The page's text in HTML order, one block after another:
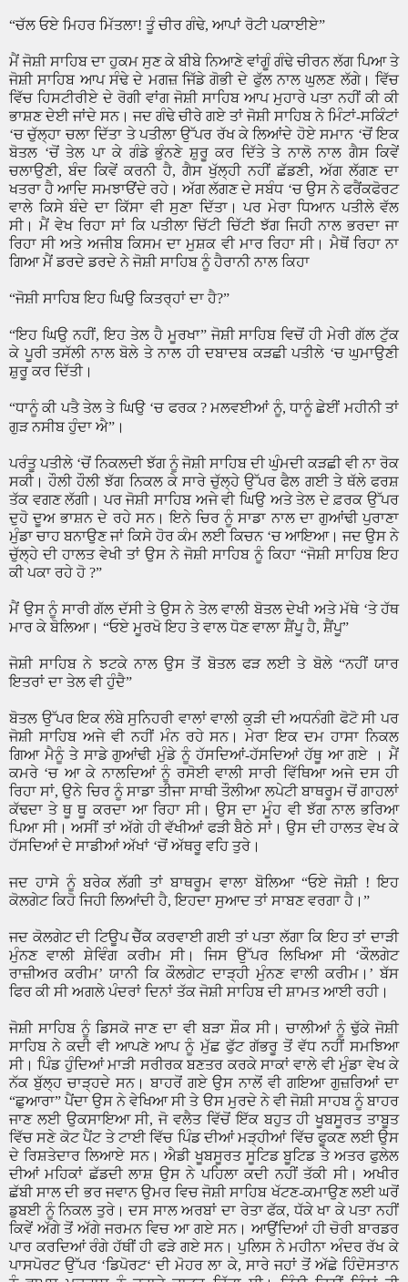
“ਚੱਲ ਓਏ ਮਿਹਰ ਮਿੱਤਲਾ! ਤੂੰ ਚੀਰ ਗੰਢੇ, ਆਪਾਂ ਰੋਟੀ ਪਕਾਈਏ”
ਮੈਂ ਜੋਸ਼ੀ ਸਾਹਿਬ ਦਾ ਹੁਕਮ ਸੁਣ ਕੇ ਬੀਬੇ ਨਿਆਣੇ ਵਾਂਗੂੰ ਗੰਢੇ ਚੀਰਨ ਲੱਗ ਪਿਆ ਤੇ
ਜੋਸ਼ੀ ਸਾਹਿਬ ਆਪ ਸੰਢੇ ਦੇ ਮਗਜ਼ ਜਿੱਡੇ ਗੋਭੀ ਦੇ ਫੁੱਲ ਨਾਲ ਘੁਲਣ ਲੱਗੇ। ਵਿੱਚ
ਵਿੱਚ ਹਿਸਟੀਰੀਏ ਦੇ ਰੋਗੀ ਵਾਂਗ ਜੋਸ਼ੀ ਸਾਹਿਬ ਆਪ ਮੁਹਾਰੇ ਪਤਾ ਨਹੀਂ ਕੀ ਕੀ
ਭਾਸ਼ਣ ਦੇਈ ਜਾਂਦੇ ਸਨ। ਜਦ ਗੰਢੇ ਚੀਰੇ ਗਏ ਤਾਂ ਜੋਸ਼ੀ ਸਾਹਿਬ ਨੇ ਮਿੰਟਾਂ-ਸਕਿੰਟਾਂ
‘ਚ ਚੁੱਲ੍ਹਾ ਚਲਾ ਦਿੱਤਾ ਤੇ ਪਤੀਲਾ ਉੱਪਰ ਰੱਖ ਕੇ ਲਿਆਂਦੇ ਹੋਏ ਸਮਾਨ ‘ਚੋਂ ਇਕ
ਬੋਤਲ ‘ਚੋਂ ਤੇਲ ਪਾ ਕੇ ਗੰਡੇ ਭੁੰਨਣੇ ਸ਼ੁਰੂ ਕਰ ਦਿੱਤੇ ਤੇ ਨਾਲੋ ਨਾਲ ਗੈਸ ਕਿਵੇਂ
ਚਲਾਉਣੀ,ਬੰਦ ਕਿਵੇਂ ਕਰਨੀ ਹੈ, ਗੈਸ ਖੁੱਲ੍ਹੀ ਨਹੀਂ ਛੱਡਣੀ, ਅੱਗ ਲੱਗਣ ਦਾ
ਖਤਰਾ ਹੈ ਆਦਿ ਸਮਝਾੳਂਦੇ ਰਹੇ। ਅੱਗ ਲੱਗਣ ਦੇ ਸਬੰਧ ‘ਚ ਉਸ ਨੇ ਫਰੈਂਕਫੋਰਟ
ਵਾਲੇ ਕਿਸੇ ਬੰਦੇ ਦਾ ਕਿੱਸਾ ਵੀ ਸੁਣਾ ਦਿੱਤਾ। ਪਰ ਮੇਰਾ ਧਿਆਨ ਪਤੀਲੇ ਵੱਲ
ਸੀ। ਮੈਂ ਵੇਖ ਰਿਹਾ ਸਾਂ ਕਿ ਪਤੀਲਾ ਚਿੱਟੀ ਚਿੱਟੀ ਝੱਗ ਜਿਹੀ ਨਾਲ ਭਰਦਾ ਜਾ
ਰਿਹਾ ਸੀ ਅਤੇ ਅਜੀਬ ਕਿਸਮ ਦਾ ਮੁਸ਼ਕ ਵੀ ਮਾਰ ਰਿਹਾ ਸੀ। ਮੈਥੋਂ ਰਿਹਾ ਨਾ
ਗਿਆ ਮੈਂ ਡਰਦੇ ਡਰਦੇ ਨੇ ਜੋਸ਼ੀ ਸਾਹਿਬ ਨੂੰ ਹੈਰਾਨੀ ਨਾਲ ਕਿਹਾ
“ਜੋਸ਼ੀ ਸਾਹਿਬ ਇਹ ਘਿਉ ਕਿਤਰ੍ਹਾਂ ਦਾ ਹੈ?”
“ਇਹ ਘਿਉ ਨਹੀਂ,ਇਹ ਤੇਲ ਹੈ ਮੂਰਖਾ”ਜੋਸ਼ੀ ਸਾਹਿਬ ਵਿਚੋਂ ਹੀ ਮੇਰੀ ਗੱਲ ਟੁੱਕ
ਕੇ ਪੂਰੀ ਤਸੱਲੀ ਨਾਲ ਬੋਲੇ ਤੇ ਨਾਲ ਹੀ ਦਬਾਦਬ ਕੜਛੀ ਪਤੀਲੇ ‘ਚ ਘੁਮਾਉਣੀ
ਸ਼ੁਰੂ ਕਰ ਦਿੱਤੀ।
“ਧਾਨੂੰ ਕੀ ਪਤੈ ਤੇਲ ਤੇ ਘਿਉ ‘ਚ ਫਰਕ?ਮਲਵਈਆਂ ਨੂੰ,ਧਾਨੂੰ ਛੇਈਂ ਮਹੀਨੀ ਤਾਂ
ਗੁੜ ਨਸੀਬ ਹੁੰਦਾ ਐ” ।
ਪਰੰਤੂ ਪਤੀਲੇ ‘ਚੋਂ ਨਿਕਲਦੀ ਝੱਗ ਨੂੰ ਜੋਸ਼ੀ ਸਾਹਿਬ ਦੀ ਘੁੰਮਦੀ ਕੜਛੀ ਵੀ ਨਾ ਰੋਕ
ਸਕੀ। ਹੌਲੀ ਹੌਲੀ ਝੱਗ ਨਿਕਲ ਕੇ ਸਾਰੇ ਚੁੱਲ੍ਹੇ ਉੱਪਰ ਫੈਲ ਗਈ ਤੇ ਥੱਲੇ ਫਰਸ਼
ਤੱਕ ਵਗਣ ਲੱਗੀ। ਪਰ ਜੋਸ਼ੀ ਸਾਹਿਬ ਅਜੇ ਵੀ ਘਿਉ ਅਤੇ ਤੇਲ ਦੇ ਫ਼ਰਕ ਉੱਪਰ
ਦੁਹੋ ਦੂਅ ਭਾਸ਼ਨ ਦੇ ਰਹੇ ਸਨ। ਇਨੇ ਚਿਰ ਨੂੰ ਸਾਡਾ ਨਾਲ ਦਾ ਗੁਆਂਢੀ ਪੁਰਾਣਾ
ਮੁੰਡਾ ਚਾਹ ਬਨਾਉਣ ਜਾਂ ਕਿਸੇ ਹੋਰ ਕੰਮ ਲਈ ਕਿਚਨ ‘ਚ ਆਇਆ। ਜਦ ਉਸ ਨੇ
ਚੁੱਲ੍ਹੇ ਦੀ ਹਾਲਤ ਵੇਖੀ ਤਾਂ ਉਸ ਨੇ ਜੋਸ਼ੀ ਸਾਹਿਬ ਨੂੰ ਕਿਹਾ “ਜੋਸ਼ੀ ਸਾਹਿਬ ਇਹ
ਕੀ ਪਕਾ ਰਹੇ ਹੋ ?”
ਮੈਂ ਉਸ ਨੂੰ ਸਾਰੀ ਗੱਲ ਦੱਸੀ ਤੇ ਉਸ ਨੇ ਤੇਲ ਵਾਲੀ ਬੋਤਲ ਦੇਖੀ ਅਤੇ ਮੱਥੇ ‘ਤੇ ਹੱਥ
ਮਾਰ ਕੇ ਬੋਲਿਆ। “ਓਏ ਮੂਰਖੋ ਇਹ ਤੇ ਵਾਲ ਧੋਣ ਵਾਲਾ ਸ਼ੈਂਪੂ ਹੈ, ਸ਼ੈਂਪੂ”
ਜੋਸ਼ੀ ਸਾਹਿਬ ਨੇ ਝਟਕੇ ਨਾਲ ਉਸ ਤੋਂ ਬੋਤਲ ਫੜ ਲਈ ਤੇ ਬੋਲੇ “ਨਹੀਂ ਯਾਰ
ਇਤਰਾਂ ਦਾ ਤੇਲ ਵੀ ਹੁੰਦੈ”
ਬੋਤਲ ਉੱਪਰ ਇਕ ਲੰਬੇ ਸੁਨਿਹਰੀ ਵਾਲਾਂ ਵਾਲੀ ਕੁੜੀ ਦੀ ਅਧਨੰਗੀ ਫੋਟੋ ਸੀ ਪਰ
ਜੋਸ਼ੀ ਸਾਹਿਬ ਅਜੇ ਵੀ ਨਹੀਂ ਮੰਨ ਰਹੇ ਸਨ। ਮੇਰਾ ਇਕ ਦਮ ਹਾਸਾ ਨਿਕਲ
ਗਿਆ ਮੈਨੂੰ ਤੇ ਸਾਡੇ ਗੁਆਂਢੀ ਮੁੰਡੇ ਨੂੰ ਹੱਸਦਿਆਂ-ਹੱਸਦਿਆਂ ਹੱਥੂ ਆ ਗਏ । ਮੈਂ
ਕਮਰੇ ‘ਚ ਆ ਕੇ ਨਾਲਦਿਆਂ ਨੂੰ ਰਸੋਈ ਵਾਲੀ ਸਾਰੀ ਵਿੱਥਿਆ ਅਜੇ ਦਸ ਹੀ
ਰਿਹਾ ਸਾਂ,ਉਨੇ ਚਿਰ ਨੂੰ ਸਾਡਾ ਤੀਜਾ ਸਾਥੀ ਤੌਲੀਆ ਲਪੇਟੀ ਬਾਥਰੂਮ ਚੋਂ ਗਾਹਲਾਂ
ਕੱਢਦਾ ਤੇ ਥੂ ਥੂ ਕਰਦਾ ਆ ਰਿਹਾ ਸੀ। ਉਸ ਦਾ ਮੂੰਹ ਵੀ ਝੱਗ ਨਾਲ ਭਰਿਆ
ਪਿਆ ਸੀ। ਅਸੀਂ ਤਾਂ ਅੱਗੇ ਹੀ ਵੱਖੀਆਂ ਫੜੀ ਬੈਠੇ ਸਾਂ। ਉਸ ਦੀ ਹਾਲਤ ਵੇਖ ਕੇ
ਹੱਸਦਿਆਂ ਦੇ ਸਾਡੀਆਂ ਅੱਖਾਂ ‘ਚੋਂ ਅੱਥਰੂ ਵਹਿ ਤੁਰੇ।
ਜਦ ਹਾਸੇ ਨੂੰ ਬਰੇਕ ਲੱਗੀ ਤਾਂ ਬਾਥਰੂਮ ਵਾਲਾ ਬੋਲਿਆ “ਓਏ ਜੋਸ਼ੀ ! ਇਹ
ਕੋਲਗੇਟ ਕਿਹੋ ਜਿਹੀ ਲਿਆਂਦੀ ਹੈ,ਇਹਦਾ ਸੁਆਦ ਤਾਂ ਸਾਬਣ ਵਰਗਾ ਹੈ। ”
ਜਦ ਕੋਲਗੇਟ ਦੀ ਟਿਊਪ ਚੈੱਕ ਕਰਵਾਈ ਗਈ ਤਾਂ ਪਤਾ ਲੱਗਾ ਕਿ ਇਹ ਤਾਂ ਦਾੜੀ
ਮੁੰਨਣ ਵਾਲੀ ਸ਼ੇਵਿੰਗ ਕਰੀਮ ਸੀ। ਜਿਸ ਉੱਪਰ ਲਿਖਿਆ ਸੀ ‘ਕੌਲਗੇਟ
ਰਾਜ਼ੀਅਰ ਕਰੀਮ’ਯਾਨੀ ਕਿ ਕੌਲਗੇਟ ਦਾੜ੍ਹੀ ਮੁੰਨਣ ਵਾਲੀ ਕਰੀਮ। ’ਬੱਸ
ਫਿਰ ਕੀ ਸੀ ਅਗਲੇ ਪੰਦਰਾਂ ਦਿਨਾਂ ਤੱਕ ਜੋਸ਼ੀ ਸਾਹਿਬ ਦੀ ਸ਼ਾਮਤ ਆਈ ਰਹੀ।
ਜੋਸ਼ੀ ਸਾਹਿਬ ਨੂੰ ਡਿਸਕੋ ਜਾਣ ਦਾ ਵੀ ਬੜਾ ਸ਼ੌਕ ਸੀ। ਚਾਲੀਆਂ ਨੂੰ ਢੁੱਕੇ ਜੋਸ਼ੀ
ਸਾਹਿਬ ਨੇ ਕਦੀ ਵੀ ਆਪਣੇ ਆਪ ਨੂੰ ਮੁੱਛ ਫੁੱਟ ਗੱਭਰੂ ਤੋਂ ਵੱਧ ਨਹੀਂ ਸਮਝਿਆ
ਸੀ। ਪਿੰਡ ਹੁੰਦਿਆਂ ਮਾੜੀ ਸਰੀਰਕ ਬਣਤਰ ਕਰਕੇ ਸਾਕਾਂ ਵਾਲੇ ਵੀ ਮੁੰਡਾ ਵੇਖ ਕੇ
ਨੱਕ ਬੁੱਲ੍ਹ ਚਾੜ੍ਹਦੇ ਸਨ। ਬਾਹਰੋਂ ਗਏ ਉਸ ਨਾਲੋਂ ਵੀ ਗਇਆ ਗੁਜ਼ਰਿਆਂ ਦਾ
“ਛੁਆਰਾ”ਪੈਂਦਾ ਉਸ ਨੇ ਵੇਖਿਆ ਸੀ ਤੇ ੳਸ ਮੁਰਦੇ ਨੇ ਵੀ ਜੋਸ਼ੀ ਸਾਹਬ ਨੂੰ ਬਾਹਰ
ਜਾਣ ਲਈ ਉਕਸਾਇਆ ਸੀ,ਜੋ ਵਲੈਤ ਵਿੱਚੋਂ ਇੱਕ ਬਹੁਤ ਹੀ ਖੂਬਸੂਰਤ ਤਾਬੂਤ
ਵਿੱਚ ਸਣੇ ਕੋਟ ਪੈਂਟ ਤੇ ਟਾਈ ਵਿੱਚ ਪਿੰਡ ਦੀਆਂ ਮੜ੍ਹੀਆਂ ਵਿੱਚ ਫੂਕਣ ਲਈ ਉਸ
ਦੇ ਰਿਸ਼ਤੇਦਾਰ ਲਿਆਏ ਸਨ। ਐਡੀ ਖੂਬਸੂਰਤ ਸੂਟਿਡ ਬੂਟਿਡ ਤੇ ਅਤਰ ਫੁਲੇਲ
ਦੀਆਂ ਮਹਿਕਾਂ ਛੱਡਦੀ ਲਾਸ਼ ਉਸ ਨੇ ਪਹਿਲਾ ਕਦੀ ਨਹੀਂ ਤੱਕੀ ਸੀ। ਅਖੀਰ
ਛੱਬੀ ਸਾਲ ਦੀ ਭਰ ਜਵਾਨ ਉਮਰ ਵਿਚ ਜੋਸ਼ੀ ਸਾਹਿਬ ਖੱਟਣ-ਕਮਾਉਣ ਲਈ ਘਰੋਂ
ਡੁਬਈ ਨੂੰ ਨਿਕਲ ਤੁਰੇ। ਦਸ ਸਾਲ ਅਰਬਾਂ ਦਾ ਰੇਤਾ ਫੱਕ,ਧੱਕੇ ਖਾ ਕੇ ਪਤਾ ਨਹੀਂ
ਕਿਵੇਂ ਅੱਗੇ ਤੋਂ ਅੱਗੇ ਜਰਮਨ ਵਿਚ ਆ ਗਏ ਸਨ। ਆਉਂਦਿਆਂ ਹੀ ਚੋਰੀ ਬਾਰਡਰ
ਪਾਰ ਕਰਦਿਆਂ ਰੰਗੇ ਹੱਥੀਂ ਹੀ ਫੜੇ ਗਏ ਸਨ। ਪੁਲਿਸ ਨੇ ਮਹੀਨਾ ਅੰਦਰ ਰੱਖ ਕੇ
ਪਾਸਪੋਰਟ ਉੱਪਰ ‘ਡਿਪੋਰਟ‘ਦੀ ਮੋਹਰ ਲਾ ਕੇ, ਸਾਰੇ ਜਹਾਂ ਤੋਂ ਅੱਛੇ ਹਿੰਦੋਸਤਾਨ